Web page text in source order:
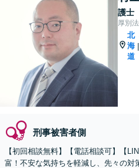
護士
厚別
北
海
道
|
刑事被害者側
【初回相談無料】【電話相談可】【
富！不安な気持ちを軽減し、先々の対